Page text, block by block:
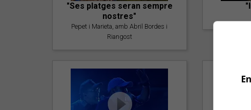
"Ses platges seran sempre
nostres"
Pepet i Marieta, amb Abril Bordes i
Riangost